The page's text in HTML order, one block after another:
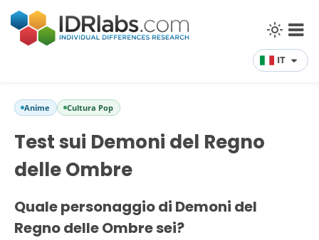
IT
Anime Cultura Pop
Test sui Demoni del Regno
delle Ombre
Quale personaggio di Demoni del
Regno delle Ombre sei?